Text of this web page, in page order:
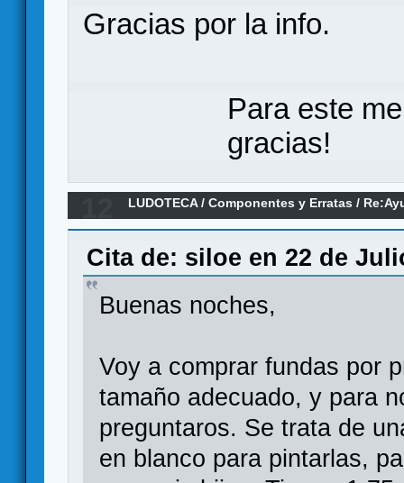
Gracias por la info.
Para este
gracias!
LUDOTECA/Componentes y Erratas /
Cita de: siloe en 22 de
Buenas noches,
Voy a comprar fundas por
tamaño adecuado, y para
preguntaros. Se trata de
en blanco para pintarlas,